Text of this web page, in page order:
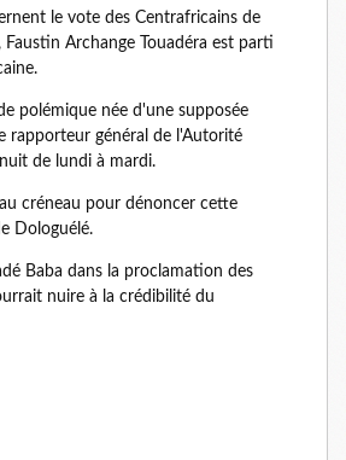
le vote des Centrafricains de
Archange Touadéra est parti
polémique née d'une supposée
rapporteur général de l'Autorité
de lundi à mardi.
créneau pour dénoncer cette
Dologuélé.
Baba dans la proclamation des
nuire à la crédibilité du